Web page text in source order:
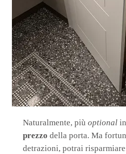
Naturalmente, più optional
prezzo della porta. Ma
detrazioni, potrai